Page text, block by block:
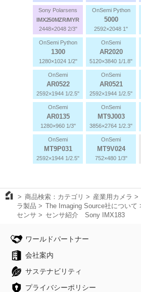
Sony Polarsens
IMX250MZR/MYR
2448×2048 2/3"
OnSemi Python
5000
2592×2048 1"
OnSemi Python
1300
1280×1024 1/2"
OnSemi
AR2020
5120×3840 1/1.8"
OnSemi
AR0522
2592×1944 1/2.5"
OnSemi
AR0521
2592×1944 1/2.5"
OnSemi
AR0135
1280×960 1/3"
OnSemi
MT9J003
3856×2764 1/2.3"
OnSemi
MT9P031
2592×1944 1/2.5"
OnSemi
MT9V024
752×480 1/3"
商品検索：カテゴリ 産業用カメラ
ラ製品
The Imaging Source社について
センサ
センサ紹介 Sony IMX183
ワールドパートナー
会社案内
サステナビリティ
プライバシーポリシー